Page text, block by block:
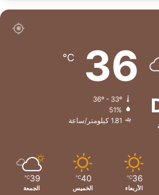
36
℃
36º - 33º
51%
1.81 كيلومتر/ساعة
36
℃
الأربعاء
40
℃
الخميس
39
℃
الجمعة